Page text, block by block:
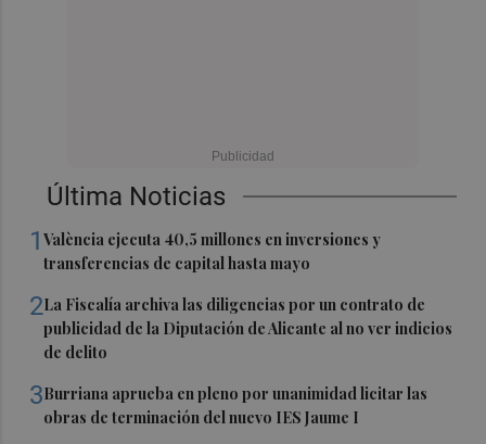
Última Noticias
1València ejecuta 40,5 millones en inversiones y
transferencias de capital hasta mayo
2La Fiscalía archiva las diligencias por un contrato de
publicidad de la Diputación de Alicante al no ver indicios
de delito
3Burriana aprueba en pleno por unanimidad licitar las
obras de terminación del nuevo IES Jaume I